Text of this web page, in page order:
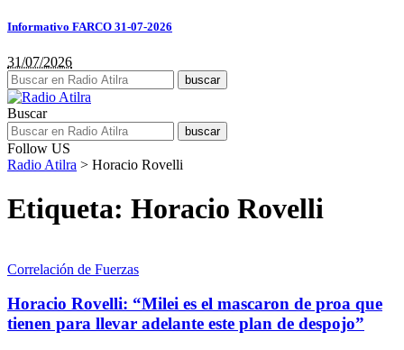
Informativo FARCO 31-07-2026
31/07/2026
Buscar
Follow US
Radio Atilra > Horacio Rovelli
Etiqueta: Horacio Rovelli
Correlación de Fuerzas
Horacio Rovelli: “Milei es el mascaron de proa que
tienen para llevar adelante este plan de despojo”